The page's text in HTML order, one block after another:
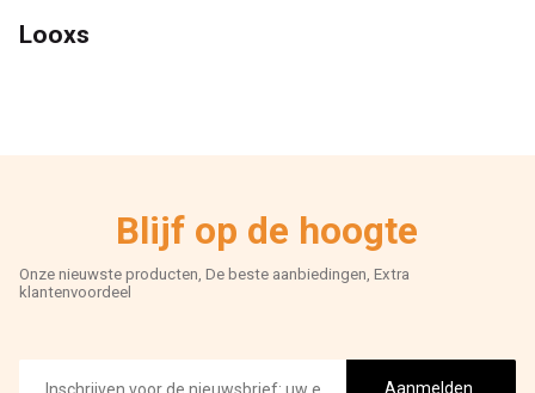
Looxs
Blijf op de hoogte
Onze nieuwste producten, De beste aanbiedingen, Extra
klantenvoordeel
mailadres
Aanmelden